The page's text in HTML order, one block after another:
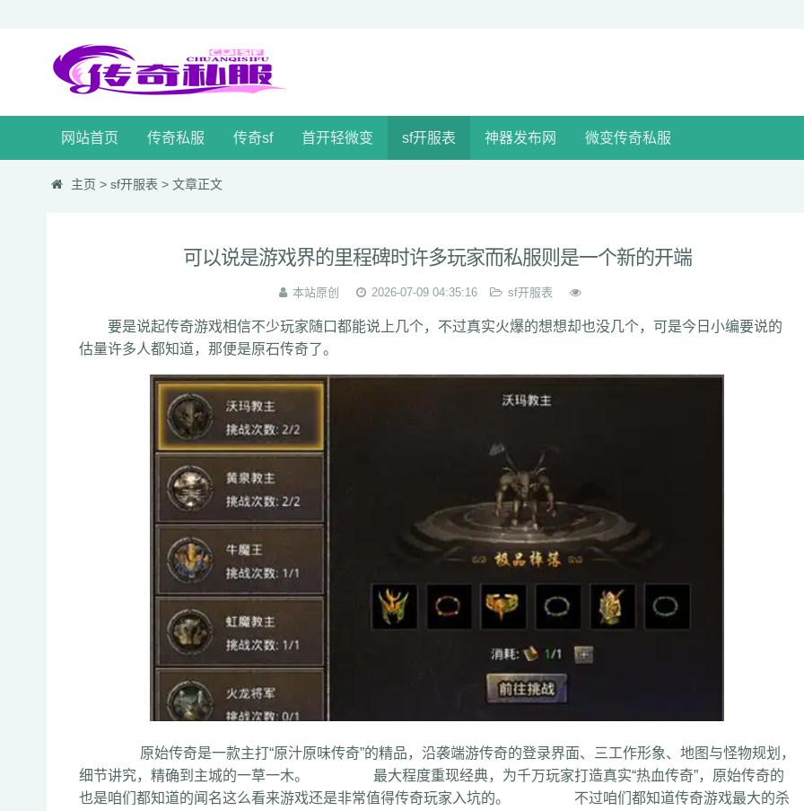
网站首页 传奇私服 传奇sf 首开轻微变 sf开服表 神器发布网 微变传奇私服
主页 > sf开服表 > 文章正文
可以说是游戏界的里程碑时许多玩家而私服则是一个新的开端
本站原创 2026-07-09 04:35:16 sf开服表
要是说起传奇游戏相信不少玩家随口都能说上几个，不过真实火爆的想想却也没几个，可是今日小编要说的
估量许多人都知道，那便是原石传奇了。
原始传奇是一款主打“原汁原味传奇”的精品，沿袭端游传奇的登录界面、三工作形象、地图与怪物规划，
细节讲究，精确到主城的一草一木。 最大程度重现经典，为千万玩家打造真实“热血传奇”，原始传奇的
也是咱们都知道的闻名这么看来游戏还是非常值得传奇玩家入坑的。 不过咱们都知道传奇游戏最大的杀